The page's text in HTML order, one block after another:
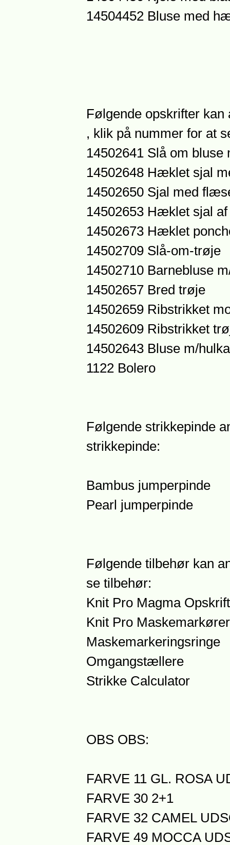
14504452 Bluse med
Følgende opskrifter kan
, klik på nummer for at
14502641 Slå om
14502648 Hæklet sjal
14502650 Sjal med
14502653 Hæklet sjal
14502673 Hæklet
14502709 Slå-om-trøje
14502710 Barnebluse
14502657 Bred trøje
14502659 Ribstrikket
14502609 Ribstrikket
14502643 Bluse m/
1122 Bolero
Følgende strikkepinde
strikkepinde:
Bambus jumperpinde
Pearl jumperpinde
Følgende tilbehør kan
se tilbehør:
Knit Pro Magma
Knit Pro Maskemarkører
Maskemarkeringsringe
Omgangstællere
Strikke Calculator
OBS OBS:
FARVE 11 GL. ROSA
FARVE 30 2+1
FARVE 32 CAMEL
FARVE 49 MOCCA